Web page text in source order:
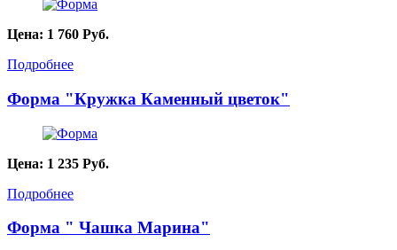
Цена: 1 760 Руб.
Подробнее
Форма "Кружка Каменный цветок"
Цена: 1 235 Руб.
Подробнее
Форма " Чашка Марина"